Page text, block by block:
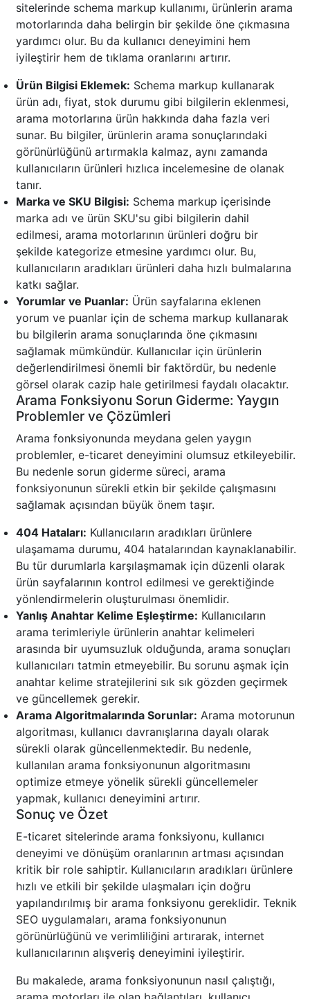
sitelerinde schema markup kullanımı, ürünlerin arama
motorlarında daha belirgin bir şekilde öne çıkmasına
yardımcı olur. Bu da kullanıcı deneyimini hem
iyileştirir hem de tıklama oranlarını artırır.
Ürün Bilgisi Eklemek: Schema markup kullanarak
ürün adı, fiyat, stok durumu gibi bilgilerin eklenmesi,
arama motorlarına ürün hakkında daha fazla veri
sunar. Bu bilgiler, ürünlerin arama sonuçlarındaki
görünürlüğünü artırmakla kalmaz, aynı zamanda
kullanıcıların ürünleri hızlıca incelemesine de olanak
tanır.
Marka ve SKU Bilgisi: Schema markup içerisinde
marka adı ve ürün SKU'su gibi bilgilerin dahil
edilmesi, arama motorlarının ürünleri doğru bir
şekilde kategorize etmesine yardımcı olur. Bu,
kullanıcıların aradıkları ürünleri daha hızlı bulmalarına
katkı sağlar.
Yorumlar ve Puanlar: Ürün sayfalarına eklenen
yorum ve puanlar için de schema markup kullanarak
bu bilgilerin arama sonuçlarında öne çıkmasını
sağlamak mümkündür. Kullanıcılar için ürünlerin
değerlendirilmesi önemli bir faktördür, bu nedenle
görsel olarak cazip hale getirilmesi faydalı olacaktır.
Arama Fonksiyonu Sorun Giderme: Yaygın
Problemler ve Çözümleri
Arama fonksiyonunda meydana gelen yaygın
problemler, e-ticaret deneyimini olumsuz etkileyebilir.
Bu nedenle sorun giderme süreci, arama
fonksiyonunun sürekli etkin bir şekilde çalışmasını
sağlamak açısından büyük önem taşır.
404 Hataları: Kullanıcıların aradıkları ürünlere
ulaşamama durumu, 404 hatalarından kaynaklanabilir.
Bu tür durumlarla karşılaşmamak için düzenli olarak
ürün sayfalarının kontrol edilmesi ve gerektiğinde
yönlendirmelerin oluşturulması önemlidir.
Yanlış Anahtar Kelime Eşleştirme: Kullanıcıların
arama terimleriyle ürünlerin anahtar kelimeleri
arasında bir uyumsuzluk olduğunda, arama sonuçları
kullanıcıları tatmin etmeyebilir. Bu sorunu aşmak için
anahtar kelime stratejilerini sık sık gözden geçirmek
ve güncellemek gerekir.
Arama Algoritmalarında Sorunlar: Arama motorunun
algoritması, kullanıcı davranışlarına dayalı olarak
sürekli olarak güncellenmektedir. Bu nedenle,
kullanılan arama fonksiyonunun algoritmasını
optimize etmeye yönelik sürekli güncellemeler
yapmak, kullanıcı deneyimini artırır.
Sonuç ve Özet
E-ticaret sitelerinde arama fonksiyonu, kullanıcı
deneyimi ve dönüşüm oranlarının artması açısından
kritik bir role sahiptir. Kullanıcıların aradıkları ürünlere
hızlı ve etkili bir şekilde ulaşmaları için doğru
yapılandırılmış bir arama fonksiyonu gereklidir. Teknik
SEO uygulamaları, arama fonksiyonunun
görünürlüğünü ve verimliliğini artırarak, internet
kullanıcılarının alışveriş deneyimini iyileştirir.
Bu makalede, arama fonksiyonunun nasıl çalıştığı,